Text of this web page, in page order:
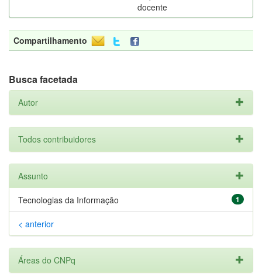
docente
Compartilhamento
Busca facetada
Autor
Todos contribuidores
Assunto
1
Tecnologias da Informação
< anterior
Áreas do CNPq